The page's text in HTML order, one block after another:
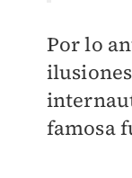
Por lo
famosa